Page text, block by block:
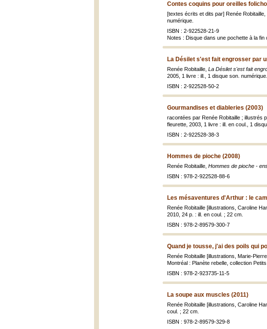
Contes coquins pour oreilles
[textes écrits et dits par] Renée Robitaille,
numérique.
ISBN : 2-922528-21-9
Notes : Disque dans une pochette à la
La Désilet s'est fait engrosser par
Renée Robitaille, La Désilet s'est fait
2005, 1 livre : ill., 1 disque son. numérique.
ISBN : 2-922528-50-2
Gourmandises et diableries (2003)
racontées par Renée Robitaille ; illustrés
fleurette, 2003, 1 livre : ill. en coul., 1
ISBN : 2-922528-38-3
Hommes de pioche (2008)
Renée Robitaille, Hommes de pioche -
ISBN : 978-2-922528-88-6
Les mésaventures d'Arthur : le
Renée Robitaille [illustrations, Caroline
2010, 24 p. : ill. en coul. ; 22 cm.
ISBN : 978-2-89579-300-7
Quand je tousse, j'ai des poils qui
Renée Robitaille [illustrations, Marie-
Montréal : Planète rebelle, collection
ISBN : 978-2-923735-11-5
La soupe aux muscles (2011)
Renée Robitaille [illustrations, Caroline
coul. ; 22 cm.
ISBN : 978-2-89579-329-8